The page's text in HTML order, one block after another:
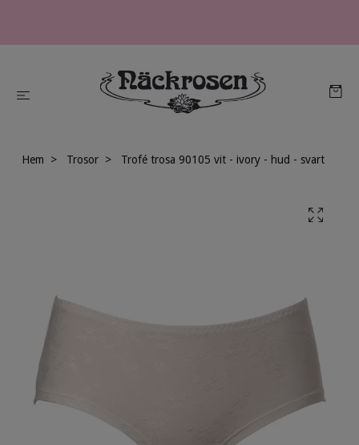
Hem Trosor Trofé trosa 90105 vit - ivory - hud - svart